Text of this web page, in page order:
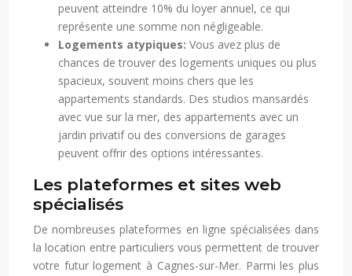
peuvent atteindre 10% du loyer annuel, ce qui
représente une somme non négligeable.
Logements atypiques: Vous avez plus de
chances de trouver des logements uniques ou plus
spacieux, souvent moins chers que les
appartements standards. Des studios mansardés
avec vue sur la mer, des appartements avec un
jardin privatif ou des conversions de garages
peuvent offrir des options intéressantes.
Les plateformes et sites web
spécialisés
De nombreuses plateformes en ligne spécialisées dans
la location entre particuliers vous permettent de trouver
votre futur logement à Cagnes-sur-Mer. Parmi les plus